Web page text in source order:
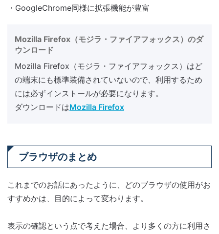
・GoogleChrome同様に拡張機能が豊富
Mozilla Firefox（モジラ・ファイアフォックス）のダ
ウンロード
Mozilla Firefox（モジラ・ファイアフォックス）はど
の端末にも標準装備されていないので、利用するため
には必ずインストールが必要になります。
ダウンロードはMozilla Firefox
ブラウザのまとめ
これまでのお話にあったように、どのブラウザの使用がお
すすめかは、目的によって変わります。
表示の確認という点で考えた場合、より多くの方に利用さ